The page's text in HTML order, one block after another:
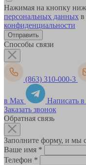
Нажимая на кнопку
персональных данных в
конфиденциальности
Способы связи
(863) 310-000-3
в Max
Написать в
Заказать звонок
Обратная связь
Заполните форму, и мы
Ваше имя *
Телефон *